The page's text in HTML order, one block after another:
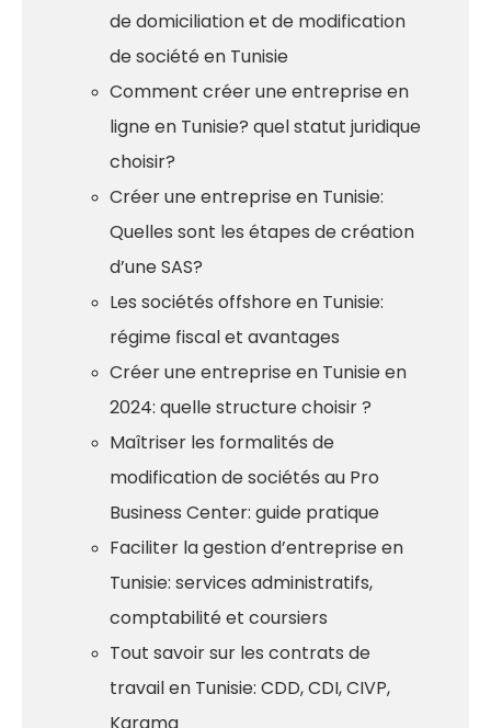
de domiciliation et de modification
de société en Tunisie
Comment créer une entreprise en
ligne en Tunisie? quel statut juridique
choisir?
Créer une entreprise en Tunisie:
Quelles sont les étapes de création
d’une SAS?
Les sociétés offshore en Tunisie:
régime fiscal et avantages
Créer une entreprise en Tunisie en
2024: quelle structure choisir ?
Maîtriser les formalités de
modification de sociétés au Pro
Business Center: guide pratique
Faciliter la gestion d’entreprise en
Tunisie: services administratifs,
comptabilité et coursiers
Tout savoir sur les contrats de
travail en Tunisie: CDD, CDI, CIVP,
Karama